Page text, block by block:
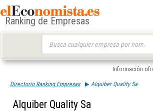
Ranking de Empresas
Información
Directorio Ranking Empresas Alquiber Quality Sa
Alquiber Quality Sa